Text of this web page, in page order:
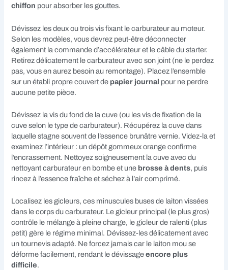
chiffon pour absorber les gouttes.
Dévissez les deux ou trois vis fixant le carburateur au moteur.
Selon les modèles, vous devrez peut-être déconnecter
également la commande d’accélérateur et le câble du starter.
Retirez délicatement le carburateur avec son joint (ne le perdez
pas, vous en aurez besoin au remontage). Placez l’ensemble
sur un établi propre couvert de papier journal pour ne perdre
aucune petite pièce.
Dévissez la vis du fond de la cuve (ou les vis de fixation de la
cuve selon le type de carburateur). Récupérez la cuve dans
laquelle stagne souvent de l’essence brunâtre vernie. Videz-la et
examinez l’intérieur : un dépôt gommeux orange confirme
l’encrassement. Nettoyez soigneusement la cuve avec du
nettoyant carburateur en bombe et une brosse à dents, puis
rincez à l’essence fraîche et séchez à l’air comprimé.
Localisez les gicleurs, ces minuscules buses de laiton vissées
dans le corps du carburateur. Le gicleur principal (le plus gros)
contrôle le mélange à pleine charge, le gicleur de ralenti (plus
petit) gère le régime minimal. Dévissez-les délicatement avec
un tournevis adapté. Ne forcez jamais car le laiton mou se
déforme facilement, rendant le dévissageencore plus
difficile.